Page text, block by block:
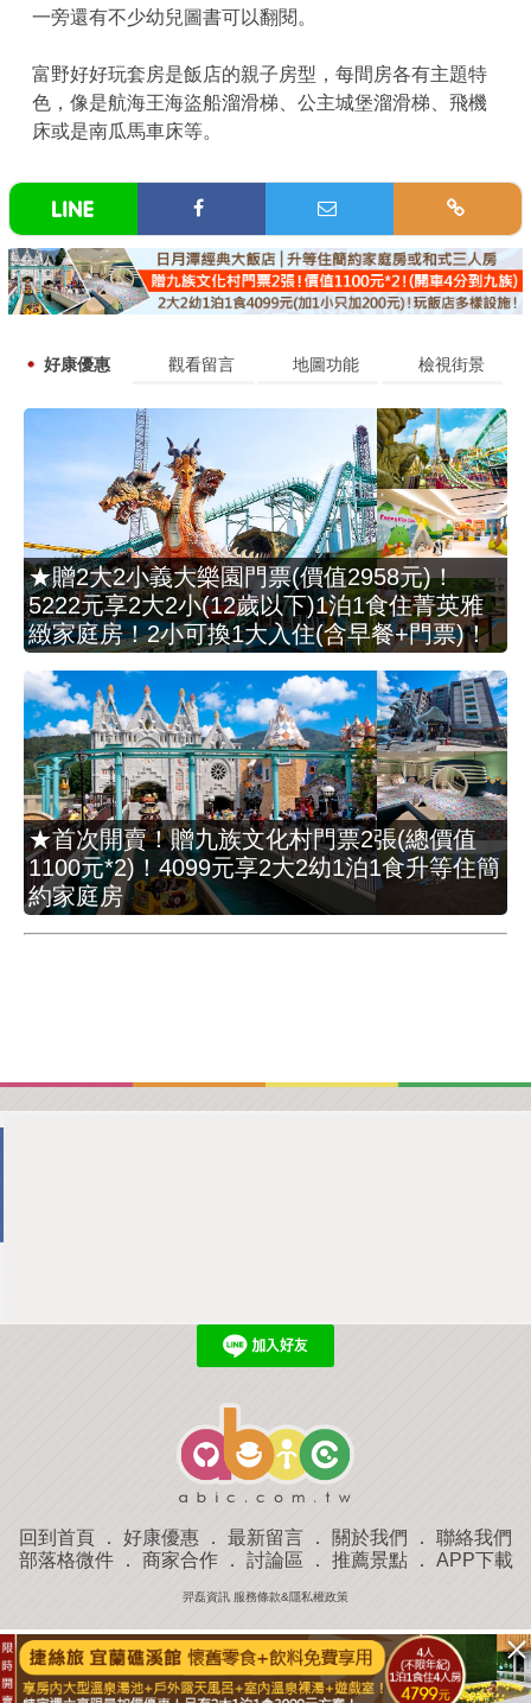
一旁還有不少幼兒圖書可以翻閱。
富野好好玩套房是飯店的親子房型，每間房各有主題特
色，像是航海王海盜船溜滑梯、公主城堡溜滑梯、飛機
床或是南瓜馬車床等。
好康優惠 觀看留言 地圖功能 檢視街景
★贈2大2小義大樂園門票(價值2958元)！
5222元享2大2小(12歲以下)1泊1食住菁英雅
緻家庭房！2小可換1大入住(含早餐+門票)！
★首次開賣！贈九族文化村門票2張(總價值
1100元*2)！4099元享2大2幼1泊1食升等住簡
約家庭房
回到首頁 ． 好康優惠 ． 最新留言 ． 關於我們 ． 聯絡我們
部落格微件． 商家合作． 討論區 ． 推薦景點． APP下載
羿磊資訊 服務條款&隱私權政策